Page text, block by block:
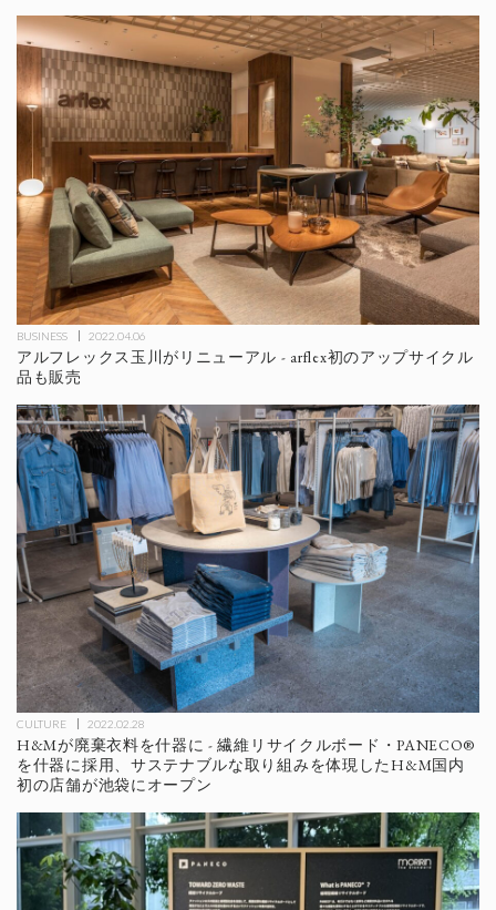
BUSINESS 2022.04.06
アルフレックス玉川がリニューアル - arflex初のアップサイクル
品も販売
CULTURE 2022.02.28
H&Mが廃棄衣料を什器に - 繊維リサイクルボード・PANECO®
を什器に採用、サステナブルな取り組みを体現したH&M国内
初の店舗が池袋にオープン